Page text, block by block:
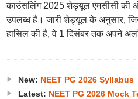
काउंसलिंग 2025 शेड्यूल एमसीसी की
उपलब्ध है। जारी शेड्यूल के अनुसार,
हासिल की है, वे 1 दिसंबर तक अपने
New: NEET PG 2026 Syllabus
Latest: NEET PG 2026 Mock